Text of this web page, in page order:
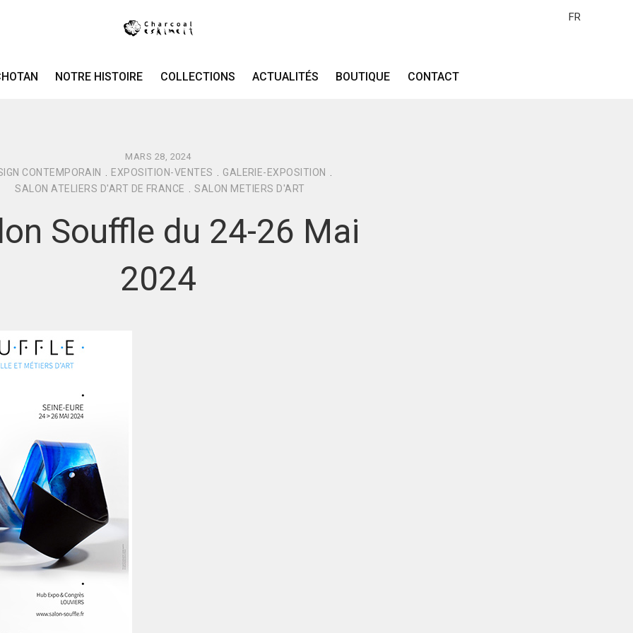
FR
NOTRE HISTOIRE COLLECTIONS ACTUALITÉS BOUTIQUE CONTACT
MARS 28, 2024
CONTEMPORAIN EXPOSITION-VENTES GALERIE-EXPOSITION
SALON ATELIERS D'ART DE FRANCE
SALON METIERS D'ART
Souffle du 24-26 Mai
2024